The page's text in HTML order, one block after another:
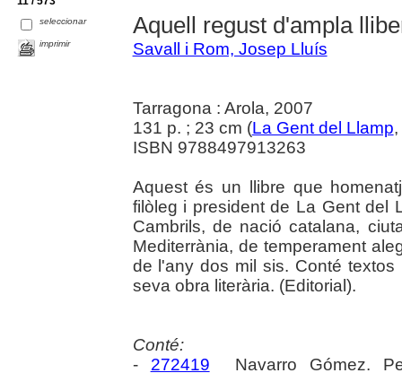
seleccionar
imprimir
Aquell regust d'ampla
Savall i Rom, Josep Lluís
Tarragona : Arola, 2007
131 p. ; 23 cm (La Gent del Llamp
ISBN 9788497913263
Aquest és un llibre que
filòleg i president de La Gent del
Cambrils, de nació catalana,
Mediterrània, de temperament
de l'any dos mil sis. Conté
seva obra literària. (Editorial).
Conté:
- 272419 Navarro Gómez.